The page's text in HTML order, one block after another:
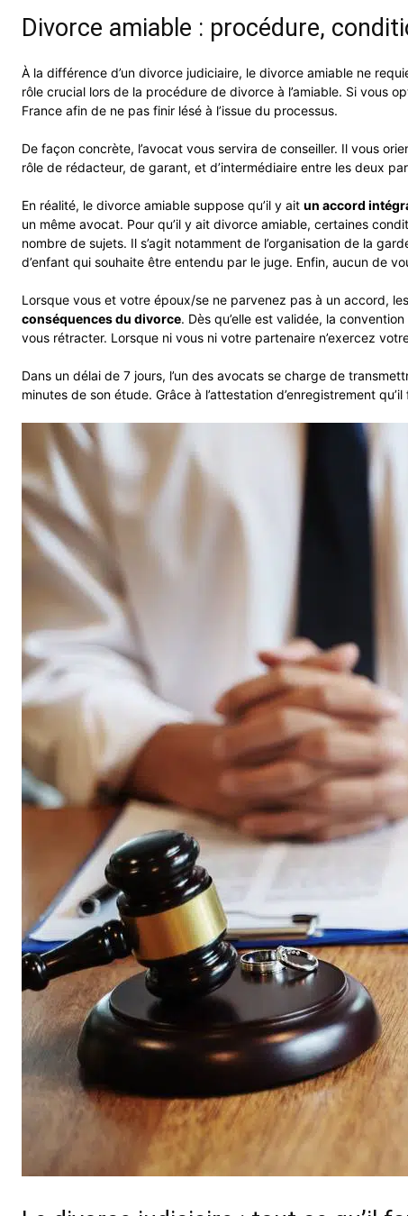
Divorce amiable : procédure,
À la différence d’un divorce judiciaire, le divorce amiable ne
rôle crucial lors de la procédure de divorce à l’amiable. Si vous
France afin de ne pas finir lésé à l’issue du processus.
De façon concrète, l’avocat vous servira de conseiller. Il vous
rôle de rédacteur, de garant, et d’intermédiaire entre les deux
En réalité, le divorce amiable suppose qu’il y ait un accord
un même avocat. Pour qu’il y ait divorce amiable, certaines
nombre de sujets. Il s’agit notamment de l’organisation de la
d’enfant qui souhaite être entendu par le juge. Enfin, aucun de
Lorsque vous et votre époux/se ne parvenez pas à un accord,
conséquences du divorce. Dès qu’elle est validée, la
vous rétracter. Lorsque ni vous ni votre partenaire n’exercez
Dans un délai de 7 jours, l’un des avocats se charge de
minutes de son étude. Grâce à l’attestation d’enregistrement